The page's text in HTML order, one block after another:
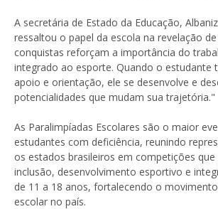
A secretária de Estado da Educação,
ressaltou o papel da escola na revelação
conquistas reforçam a importância do
integrado ao esporte. Quando o estudante
apoio e orientação, ele se desenvolve e
potencialidades que mudam sua trajetória."
As Paralimpíadas Escolares são o maior
estudantes com deficiência, reunindo
os estados brasileiros em competições
inclusão, desenvolvimento esportivo e
de 11 a 18 anos, fortalecendo o
escolar no país.